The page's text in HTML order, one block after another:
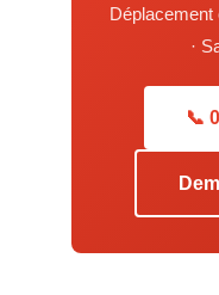
Déplacement
·
📞